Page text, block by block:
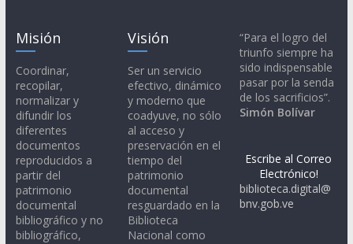
Misión
Coordinar,
recopilar,
normalizar y
difundir los
diferentes
documentos
reproducidos a
partir del
patrimonio
documental
bibliográfico y no
bibliográfico,
Visión
Ser un servicio
efectivo, dinámico
y moderno que
coadyuve, no sólo
al acceso y
preservación en el
tiempo del
patrimonio
documental
resguardado en la
Biblioteca
Nacional como
“Para el logro del
triunfo siempre ha
sido indispensable
pasar por la senda
de los sacrificios”.
Simón Bolívar
Escribe al Correo
Electrónico!
biblioteca.digital@
bnv.gob.ve